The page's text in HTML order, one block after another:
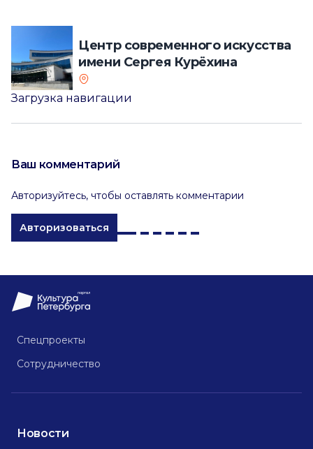
Центр современного искусства
имени Сергея Курёхина
Загрузка навигации
Ваш комментарий
Авторизуйтесь, чтобы оставлять комментарии
Авторизоваться
Спецпроекты
Сотрудничество
Новости